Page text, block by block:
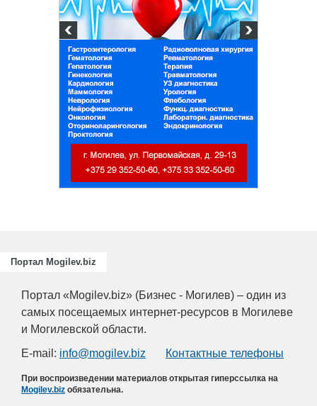
Портал Mogilev.biz
Портал «Mogilev.biz» (Бизнес - Могилев) – один из
самых посещаемых интернет-ресурсов в Могилеве
и Могилевской области.
E-mail: info@mogilev.biz Контактные телефоны
При воспроизведении материалов открытая гиперссылка на
Mogilev.biz обязательна.